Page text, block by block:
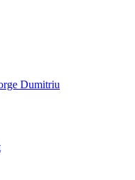
Dumitriu